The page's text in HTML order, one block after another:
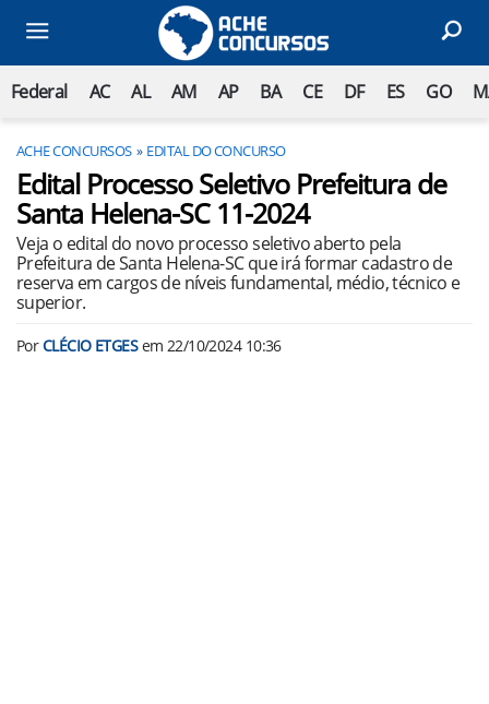
Federal AC AL AM AP BA CE DF ES GO
ACHE CONCURSOS EDITAL DO CONCURSO
Edital Processo Seletivo Prefeitura de
Santa Helena-SC 11-2024
Veja o edital do novo processo seletivo aberto pela
Prefeitura de Santa Helena-SC que irá formar cadastro de
reserva em cargos de níveis fundamental, médio, técnico e
superior.
PorCLÉCIO ETGESem 22/10/2024 10:36